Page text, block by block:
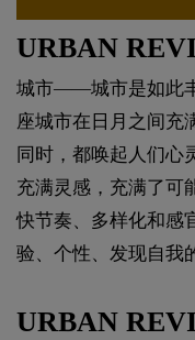
URBAN
城市——城市是如此
座城市在日月之间充
同时，都唤起人们心
充满灵感，充满了可
快节奏、多样化和感
验、个性、发现自我
URBAN